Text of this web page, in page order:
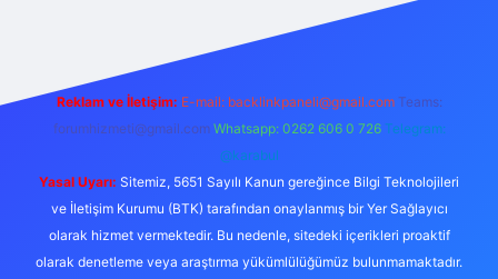
Reklam ve İletişim: E-mail: backlinkpaneli@gmail.com Teams:
forumhizmeti@gmail.com Whatsapp: 0262 606 0 726 Telegram:
@karabul
Yasal Uyarı: Sitemiz, 5651 Sayılı Kanun gereğince Bilgi Teknolojileri
ve İletişim Kurumu (BTK) tarafından onaylanmış bir Yer Sağlayıcı
olarak hizmet vermektedir. Bu nedenle, sitedeki içerikleri proaktif
olarak denetleme veya araştırma yükümlülüğümüz bulunmamaktadır.